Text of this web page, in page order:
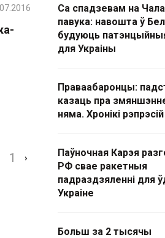
1 ›
Са спадзевам на
павука: навошта ў
будуюць
для Украіны
Праваабаронцы:
казаць пра
няма. Хронікі
Паўночная Карэя
РФ свае ракетныя
падраздзяленні для
Украіне
Больш за 2 тысячы